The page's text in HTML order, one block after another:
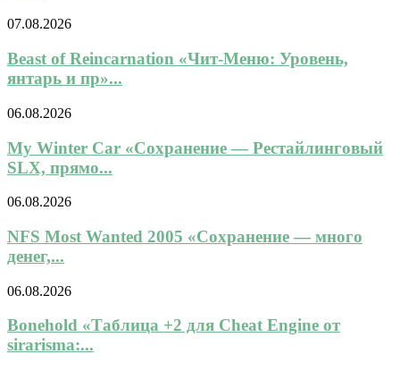
07.08.2026
Beast of Reincarnation «Чит-Меню: Уровень,
янтарь и пр»...
06.08.2026
My Winter Car «Сохранение — Рестайлинговый
SLX, прямо...
06.08.2026
NFS Most Wanted 2005 «Сохранение — много
денег,...
06.08.2026
Bonehold «Таблица +2 для Cheat Engine от
sirarisma:...